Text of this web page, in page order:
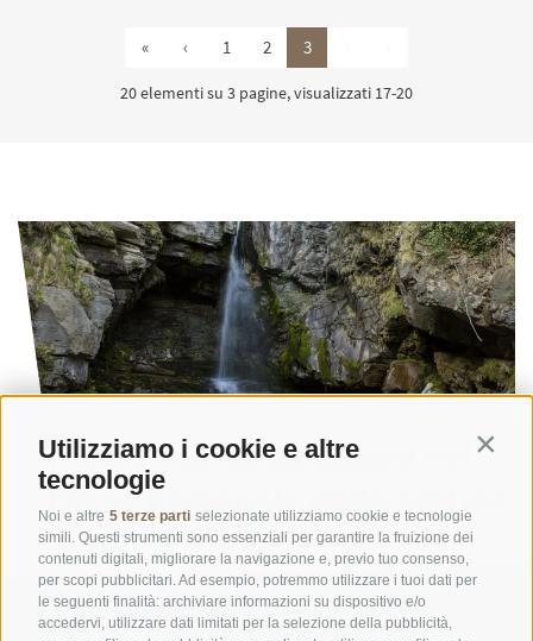
Utilizziamo i cookie e altre
tecnologie
Noi e altre 5 terze parti selezionate utilizziamo cookie e tecnologie
simili. Questi strumenti sono essenziali per garantire la fruizione dei
contenuti digitali, migliorare la navigazione e, previo tuo consenso,
per scopi pubblicitari. Ad esempio, potremmo utilizzare i tuoi dati per
le seguenti finalità: archiviare informazioni su dispositivo e/o
accedervi, utilizzare dati limitati per la selezione della pubblicità,
« ‹ 1 2 3
20 elementi su 3 pagine, visualizzati 17-20
Protezione della natura nel
Parco Nazionale dello Stelvio
LEGGI DI PIÙ